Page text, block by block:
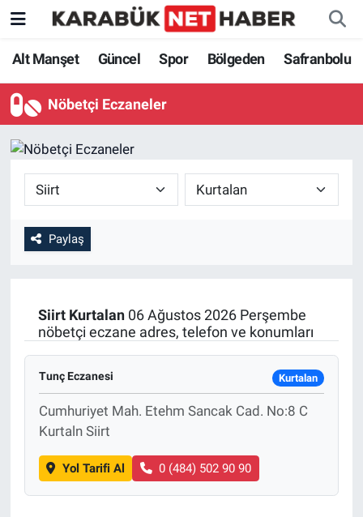
Alt Manşet Güncel Spor Bölgeden Safranbolu
Nöbetçi Eczaneler
Paylaş
Siirt Kurtalan06 Ağustos 2026 Perşembe
nöbetçi eczane adres, telefon ve konumları
Tunç Eczanesi Kurtalan
Cumhuriyet Mah. Etehm Sancak Cad. No:8 C
Kurtaln Siirt
Yol Tarifi Al 0 (484) 502 90 90